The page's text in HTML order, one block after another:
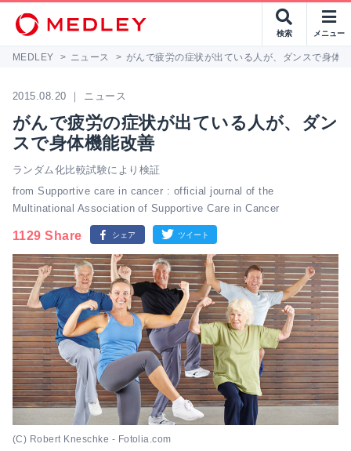
検索 メニュー
MEDLEY > ニュース > がんで疲労の症状が出ている人が、ダンスで身体
2015.08.20 ｜ ニュース
がんで疲労の症状が出ている人が、ダン
スで身体機能改善
ランダム化比較試験により検証
from Supportive care in cancer : official journal of the
Multinational Association of Supportive Care in Cancer
1129 Share
(C) Robert Kneschke - Fotolia.com